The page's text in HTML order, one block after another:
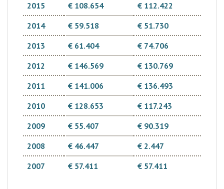
2015
€ 108.654
€ 112.422
2014
€ 59.518
€ 51.730
2013
€ 61.404
€ 74.706
2012
€ 146.569
€ 130.769
2011
€ 141.006
€ 136.493
2010
€ 128.653
€ 117.243
2009
€ 55.407
€ 90.319
2008
€ 46.447
€ 2.447
2007
€ 57.411 € 57.411